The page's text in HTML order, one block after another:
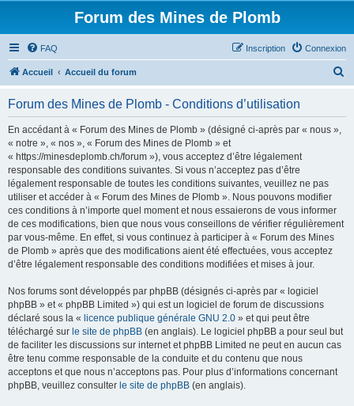
Forum des Mines de Plomb
FAQ Connexion
Inscription
Accueil Accueil du forum
Forum des Mines de Plomb - Conditions d’utilisation
En accédant à « Forum des Mines de Plomb » (désigné ci-après par « nous »,
« notre », « nos », « Forum des Mines de Plomb » et
« https://minesdeplomb.ch/forum »), vous acceptez d’être légalement
responsable des conditions suivantes. Si vous n’acceptez pas d’être
légalement responsable de toutes les conditions suivantes, veuillez ne pas
utiliser et accéder à « Forum des Mines de Plomb ». Nous pouvons modifier
ces conditions à n’importe quel moment et nous essaierons de vous informer
de ces modifications, bien que nous vous conseillons de vérifier régulièrement
par vous-même. En effet, si vous continuez à participer à « Forum des Mines
de Plomb » après que des modifications aient été effectuées, vous acceptez
d’être légalement responsable des conditions modifiées et mises à jour.
Nos forums sont développés par phpBB (désignés ci-après par « logiciel
phpBB » et « phpBB Limited ») qui est un logiciel de forum de discussions
déclaré sous la « licence publique générale GNU 2.0 » et qui peut être
téléchargé sur le site de phpBB (en anglais). Le logiciel phpBB a pour seul but
de faciliter les discussions sur internet et phpBB Limited ne peut en aucun cas
être tenu comme responsable de la conduite et du contenu que nous
acceptons et que nous n’acceptons pas. Pour plus d’informations concernant
phpBB, veuillez consulter le site de phpBB (en anglais).